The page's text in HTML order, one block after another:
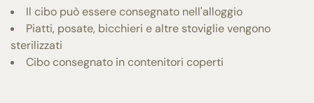
Il cibo può essere consegnato nell'alloggio
Piatti, posate, bicchieri e altre stoviglie vengono
sterilizzati
Cibo consegnato in contenitori coperti